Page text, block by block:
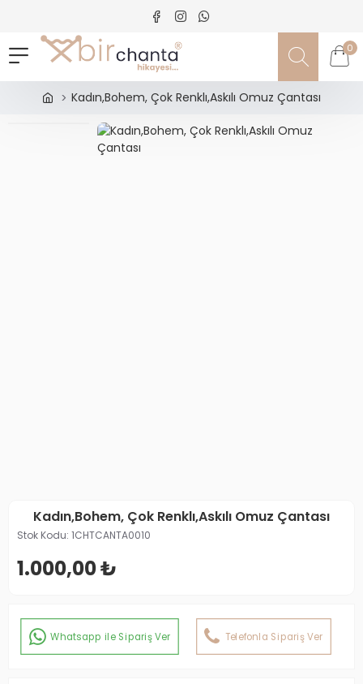
0
Kadın,Bohem, Çok Renklı,Askılı Omuz Çantası
Kadın,Bohem, Çok Renklı,Askılı Omuz Çantası
Stok Kodu: 1CHTCANTA0010
1.000,00 ₺
Whatsapp ile Sipariş Ver Telefonla Sipariş Ver